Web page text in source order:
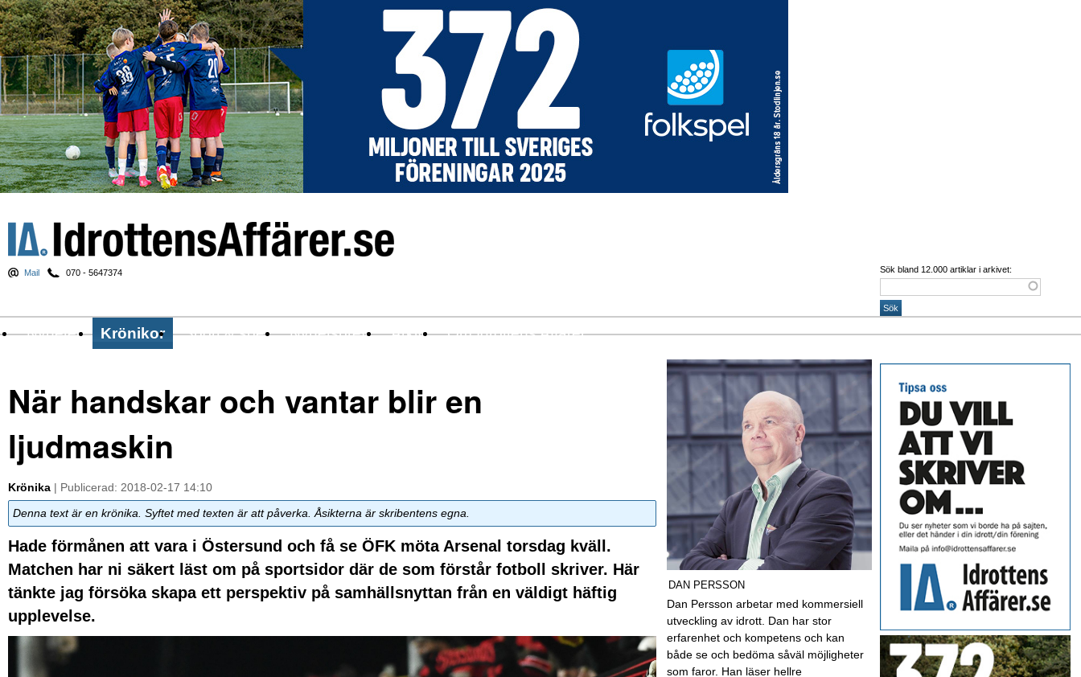
Mail 070 - 5647374 Sök bland 12.000 artiklar i arkivet:
Nyheter Krönikor Sport & spel Nyhetsbrev Arkiv Om Idrottens Affärer
När handskar och vantar blir en
ljudmaskin
Krönika | Publicerad: 2018-02-17 14:10
Denna text är en krönika. Syftet med texten är att påverka. Åsikterna är skribentens egna.
Hade förmånen att vara i Östersund och få se ÖFK möta Arsenal torsdag kväll.
Matchen har ni säkert läst om på sportsidor där de som förstår fotboll skriver. Här
tänkte jag försöka skapa ett perspektiv på samhällsnyttan från en väldigt häftig
upplevelse.
DAN PERSSON
Dan Persson arbetar med kommersiell
utveckling av idrott. Dan har stor
erfarenhet och kompetens och kan
både se och bedöma såväl möjligheter
som faror. Han läser hellre